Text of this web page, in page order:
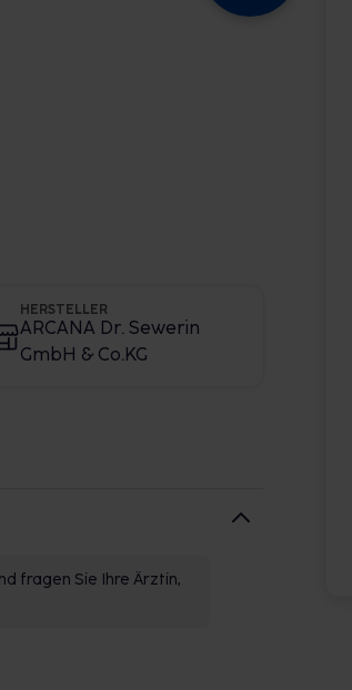
HERSTELLER
ARCANA Dr. Sewerin
GmbH & Co.KG
fragen Sie Ihre Ärztin,